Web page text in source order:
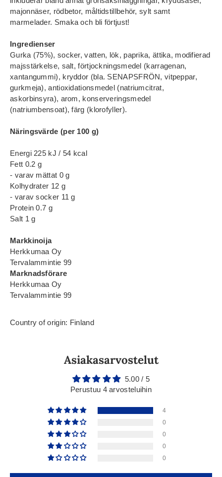
majonnäser, rödbetor, måltids­tillbehör, sylt samt
marmelader. Smaka och bli förtjust!
Ingredienser
Gurka (75%), socker, vatten, lök, paprika, ättika, modifierad
majsstärkelse, salt, förtjockningsmedel (karragenan,
xantangummi), kryddor (bla. SENAPSFRÖN, vitpeppar,
gurkmeja), antioxidationsmedel (natriumcitrat,
askorbinsyra), arom, konserveringsmedel
(natriumbensoat), färg (klorofyller).
Näringsvärde (per 100 g)
Energi 225 kJ / 54 kcal
Fett 0.2 g
- varav mättat 0 g
Kolhydrater 12 g
- varav socker 11 g
Protein 0.7 g
Salt 1 g
Markkinoija
Herkkumaa Oy
Tervalammintie 99
Marknadsförare
Herkkumaa Oy
Tervalammintie 99
Country of origin: Finland
Asiakasarvostelut
5.00 / 5
Perustuu 4 arvosteluihin
4
0
0
0
0